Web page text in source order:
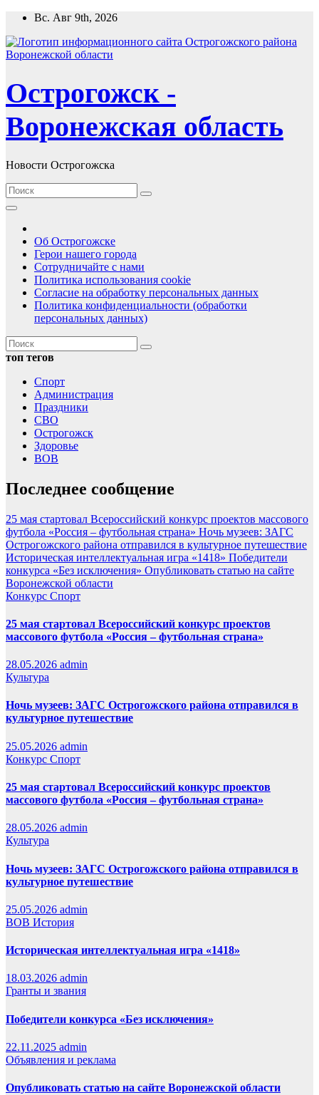
Перейти
содержимому
Вс. Авг 9th, 2026
Острогожск -
Воронежская область
Новости Острогожска
Об Острогожске
Герои нашего города
Сотрудничайте с нами
Политика использования cookie
Согласие на обработку персональных данных
Политика конфиденциальности (обработки
персональных данных)
топ тегов
Спорт
Администрация
Праздники
СВО
Острогожск
Здоровье
ВОВ
Последнее сообщение
25 мая стартовал Всероссийский конкурс проектов массового
футбола «Россия – футбольная страна» Ночь музеев: ЗАГС
Острогожского района отправился в культурное путешествие
Историческая интеллектуальная игра «1418» Победители
конкурса «Без исключения» Опубликовать статью на сайте
Воронежской области
Конкурс Спорт
25 мая стартовал Всероссийский конкурс проектов
массового футбола «Россия – футбольная страна»
28.05.2026 admin
Культура
Ночь музеев: ЗАГС Острогожского района отправился в
культурное путешествие
25.05.2026 admin
Конкурс Спорт
25 мая стартовал Всероссийский конкурс проектов
массового футбола «Россия – футбольная страна»
28.05.2026 admin
Культура
Ночь музеев: ЗАГС Острогожского района отправился в
культурное путешествие
25.05.2026 admin
ВОВ История
Историческая интеллектуальная игра «1418»
18.03.2026 admin
Гранты и звания
Победители конкурса «Без исключения»
22.11.2025 admin
Объявления и реклама
Опубликовать статью на сайте Воронежской области